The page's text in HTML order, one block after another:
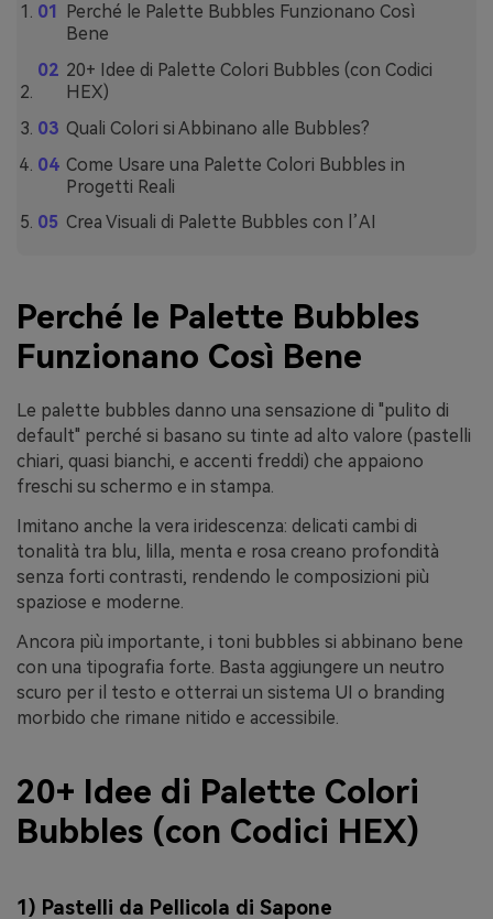
Perché le Palette Bubbles Funzionano Così
Bene
20+ Idee di Palette Colori Bubbles (con Codici
HEX)
Quali Colori si Abbinano alle Bubbles?
Come Usare una Palette Colori Bubbles in
Progetti Reali
Crea Visuali di Palette Bubbles con l’AI
Perché le Palette Bubbles
Funzionano Così Bene
Le palette bubbles danno una sensazione di "pulito di
default" perché si basano su tinte ad alto valore (pastelli
chiari, quasi bianchi, e accenti freddi) che appaiono
freschi su schermo e in stampa.
Imitano anche la vera iridescenza: delicati cambi di
tonalità tra blu, lilla, menta e rosa creano profondità
senza forti contrasti, rendendo le composizioni più
spaziose e moderne.
Ancora più importante, i toni bubbles si abbinano bene
con una tipografia forte. Basta aggiungere un neutro
scuro per il testo e otterrai un sistema UI o branding
morbido che rimane nitido e accessibile.
20+ Idee di Palette Colori
Bubbles (con Codici HEX)
1) Pastelli da Pellicola di Sapone